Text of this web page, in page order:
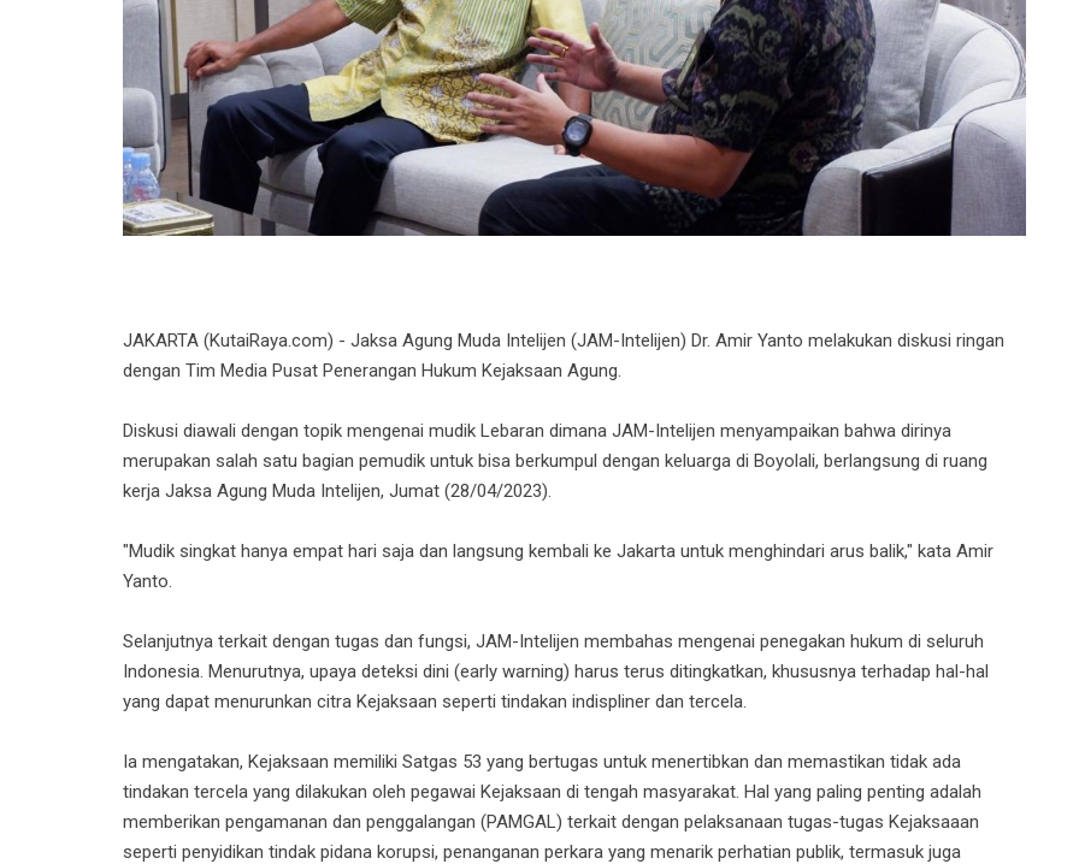
JAKARTA (KutaiRaya.com) - Jaksa Agung Muda Intelijen (JAM-Intelijen) Dr. Amir Yanto melakukan diskusi ringan
dengan Tim Media Pusat Penerangan Hukum Kejaksaan Agung.
Diskusi diawali dengan topik mengenai mudik Lebaran dimana JAM-Intelijen menyampaikan bahwa dirinya
merupakan salah satu bagian pemudik untuk bisa berkumpul dengan keluarga di Boyolali, berlangsung di ruang
kerja Jaksa Agung Muda Intelijen, Jumat (28/04/2023).
"Mudik singkat hanya empat hari saja dan langsung kembali ke Jakarta untuk menghindari arus balik," kata Amir
Yanto.
Selanjutnya terkait dengan tugas dan fungsi, JAM-Intelijen membahas mengenai penegakan hukum di seluruh
Indonesia. Menurutnya, upaya deteksi dini (early warning) harus terus ditingkatkan, khususnya terhadap hal-hal
yang dapat menurunkan citra Kejaksaan seperti tindakan indispliner dan tercela.
Ia mengatakan, Kejaksaan memiliki Satgas 53 yang bertugas untuk menertibkan dan memastikan tidak ada
tindakan tercela yang dilakukan oleh pegawai Kejaksaan di tengah masyarakat. Hal yang paling penting adalah
memberikan pengamanan dan penggalangan (PAMGAL) terkait dengan pelaksanaan tugas-tugas Kejaksaaan
seperti penyidikan tindak pidana korupsi, penanganan perkara yang menarik perhatian publik, termasuk juga